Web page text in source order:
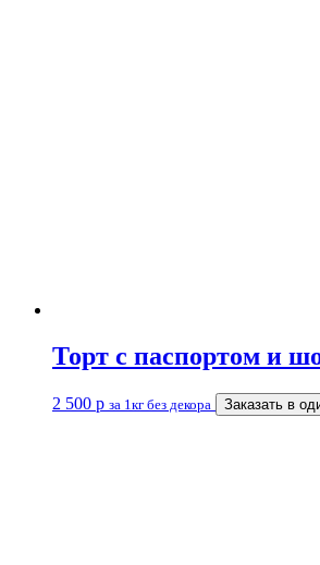
Торт с паспортом и
2 500 р за 1кг без декора Заказать в